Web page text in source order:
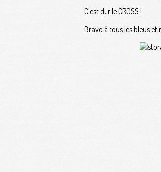
C'est dur le CROSS !
Bravo à tous les bleus et